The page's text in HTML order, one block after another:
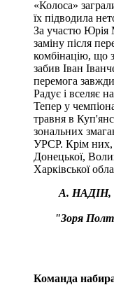
«Колоса»
їх підводила
За участю Юрія
заміну після
комбінацію, що
забив Іван
перемога
Радує і вселяє
Тепер у
травня в
зональних
УРСР. Крім них,
Донецької,
Харківської
А. НАДІН,
"Зоря
Команда